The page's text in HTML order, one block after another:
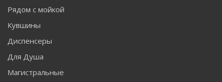
Рядом с мойкой
Кувшины
Диспенсеры
Для Душа
Магистральные